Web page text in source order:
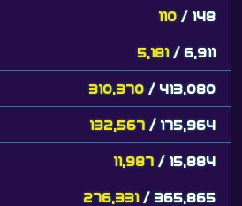
110 / 148
5,181 / 6,911
310,370 / 413,080
132,567 / 175,964
11,987 / 15,884
276,331 / 365,865